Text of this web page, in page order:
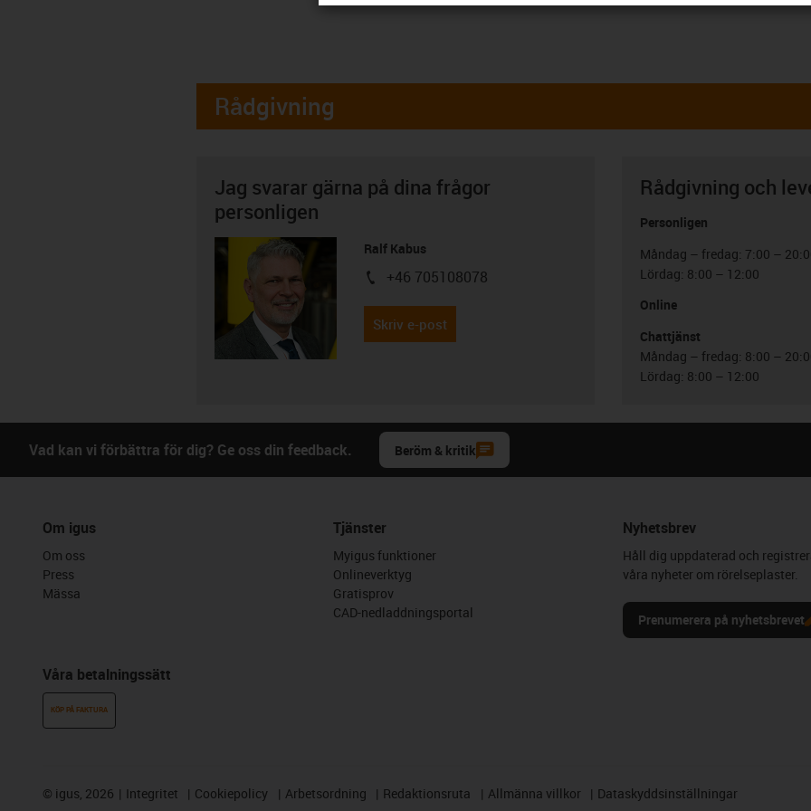
Rådgivning
Jag svarar gärna på dina frågor
personligen
Ralf Kabus
igus-icon-phone
+46 705108078
Skriv e-post
Rådgivning och
Personligen
Måndag – fredag: 7:00 –
Lördag: 8:00 – 12:00
Online
Chattjänst
Måndag – fredag: 8:00 –
Lördag: 8:00 – 12:00
Vad kan vi förbättra för dig? Ge oss din feedback. Beröm & kritik
Om igus
Om oss
Press
Mässa
Våra betalningssätt
KÖP PÅ FAKTURA
Tjänster
Myigus funktioner
Onlineverktyg
Gratisprov
CAD-nedladdningsportal
Nyhetsbrev
Håll dig uppdaterad och
våra nyheter om rörelseplaster.
Prenumerera på nyhetsbrevet
© igus, 2026 Integritet Cookiepolicy Arbetsordning Redaktionsruta Allmänna villkor Dataskyddsinställningar